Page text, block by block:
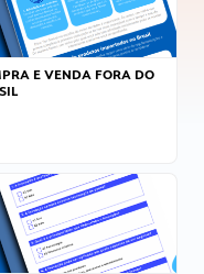
E VENDA FORA DO